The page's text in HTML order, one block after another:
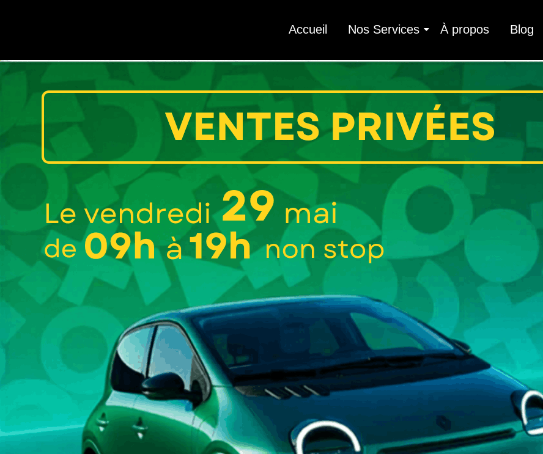
Accueil Nos Services À propos Blog